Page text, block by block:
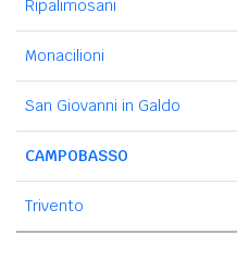
Ripalimosani
Monacilioni
San Giovanni in Galdo
CAMPOBASSO
Trivento